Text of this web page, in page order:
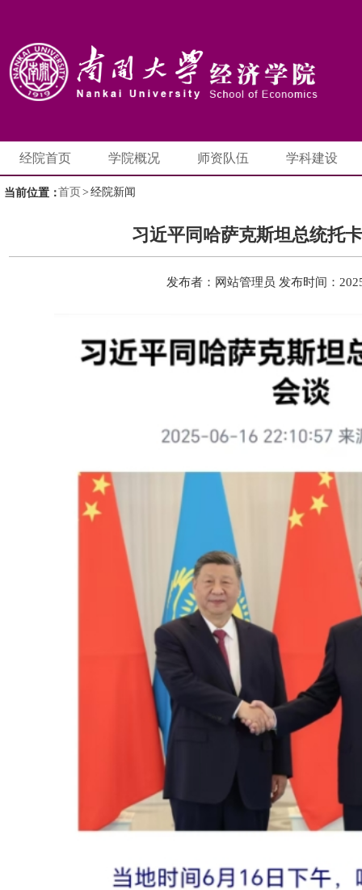
经院首页 学院概况 师资队伍 学科建设
当前位置：首页 > 经院新闻
习近平同哈萨克斯坦总统托
发布者：网站管理员 发布时间：